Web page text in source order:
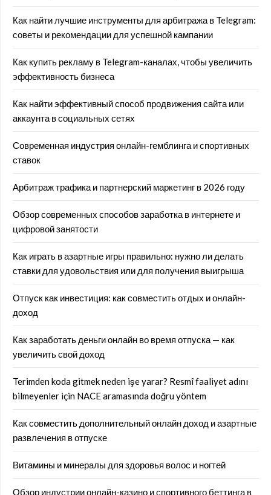
Как найти лучшие инструменты для арбитража в Telegram:
советы и рекомендации для успешной кампании
Как купить рекламу в Telegram-каналах, чтобы увеличить
эффективность бизнеса
Как найти эффективный способ продвижения сайта или
аккаунта в социальных сетях
Современная индустрия онлайн-гемблинга и спортивных
ставок
Арбитраж трафика и партнерский маркетинг в 2026 году
Обзор современных способов заработка в интернете и
цифровой занятости
Как играть в азартные игры правильно: нужно ли делать
ставки для удовольствия или для получения выигрыша
Отпуск как инвестиция: как совместить отдых и онлайн-
доход
Как заработать деньги онлайн во время отпуска — как
увеличить свой доход
Terimden koda gitmek neden işe yarar? Resmî faaliyet adını
bilmeyenler için NACE aramasında doğru yöntem
Как совместить дополнительный онлайн доход и азартные
развлечения в отпуске
Витамины и минералы для здоровья волос и ногтей
Обзор индустрии онлайн-казино и спортивного беттинга в